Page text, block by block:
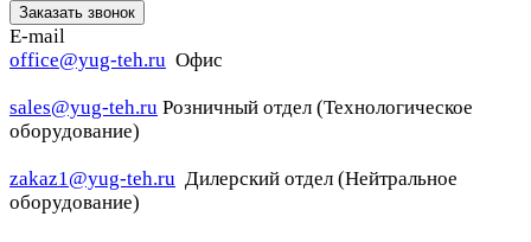
Заказать звонок
E-mail
office@yug-teh.ru Офис
sales@yug-teh.ru Розничный отдел (Технологическое
оборудование)
zakaz1@yug-teh.ru Дилерский отдел (Нейтральное
оборудование)